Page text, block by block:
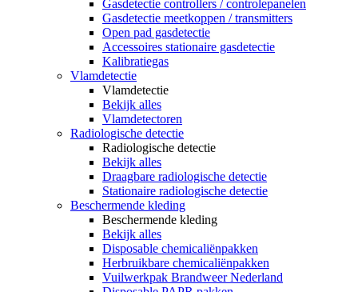
Gasdetectie controllers / controlepanelen
Gasdetectie meetkoppen / transmitters
Open pad gasdetectie
Accessoires stationaire gasdetectie
Kalibratiegas
Vlamdetectie
Vlamdetectie
Bekijk alles
Vlamdetectoren
Radiologische detectie
Radiologische detectie
Bekijk alles
Draagbare radiologische detectie
Stationaire radiologische detectie
Beschermende kleding
Beschermende kleding
Bekijk alles
Disposable chemicaliënpakken
Herbruikbare chemicaliënpakken
Vuilwerkpak Brandweer Nederland